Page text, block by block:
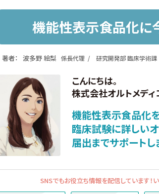
機能性表示食品化に
著者： 波多野 絵梨 係長代理 研究開発部 臨床学術課
こんにちは。
株式会社オルトメデ
機能性表示食品化
臨床試験に詳しい
届出までサポートし
SNSでもお役立ち情報を配信しています！